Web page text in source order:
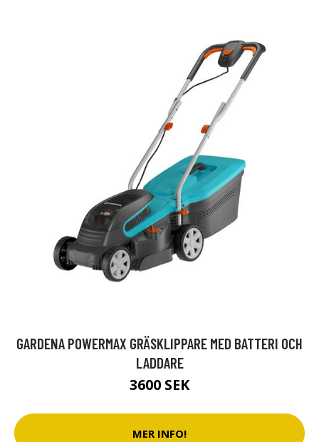
GARDENA POWERMAX GRÄSKLIPPARE MED BATTERI OCH
LADDARE
3600 SEK
MER INFO!